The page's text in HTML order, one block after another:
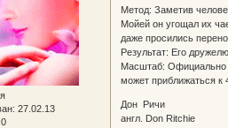
: 27.02.13
0
Метод: Заметив
Мойей он угощал их
даже просились
Результат: Его
Масштаб: Официально
может приближаться к
Дон Ричи
англ. Don Ritchie